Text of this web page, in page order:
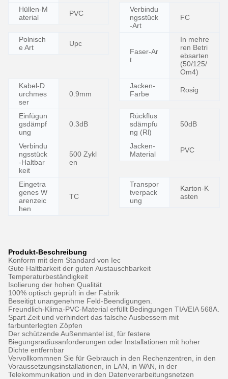
Hüllen-M
aterial
PVC
Verbindu
ngsstück
-Art
FC
Polnisch
e Art
Upc
Faser-Ar
t
In mehre
ren Betri
ebsarten
(50/125/
Om4)
Kabel-D
urchmes
ser
0.9mm
Jacken-
Farbe
Rosig
Einfügun
gsdämpf
ung
0.3dB
Rückflus
sdämpfu
ng (Rl)
50dB
Verbindu
ngsstück
-Haltbar
keit
500 Zykl
en
Jacken-
Material
PVC
Eingetra
genes W
arenzeic
hen
TC
Transpor
tverpack
ung
Karton-K
asten
Produkt-Beschreibung
Konform mit dem Standard von Iec
Gute Haltbarkeit der guten Austauschbarkeit
Temperaturbeständigkeit
Isolierung der hohen Qualität
100% optisch geprüft in der Fabrik
Beseitigt unangenehme Feld-Beendigungen.
Freundlich-Klima-PVC-Material erfüllt Bedingungen TIA/EIA 568A.
Spart Zeit und verhindert das falsche Ausbessern mit
farbunterlegten Zöpfen
Der schützende Außenmantel ist, für festere
Biegungsradiusanforderungen oder Installationen mit hoher
Dichte entfernbar
Vervollkommnen Sie für Gebrauch in den Rechenzentren, in den
Voraussetzungsinstallationen, in LAN, in WAN, in der
Telekommunikation und in den Datenverarbeitungsnetzen